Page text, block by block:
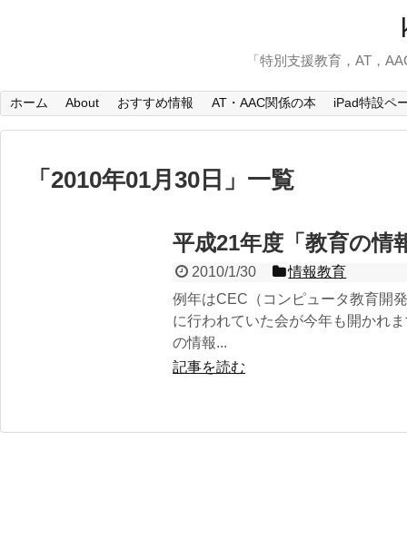
「特別支援教育，AT，
ホーム About おすすめ情報 AT・AAC関係の本 iPad特設ペ
「 2010年01月30日 」 一覧
平成21年度「教育の情
2010/1/30
情報教育
例年はCEC（コンピュータ教育開
に行われていた会が今年も開か
の情報...
記事を読む